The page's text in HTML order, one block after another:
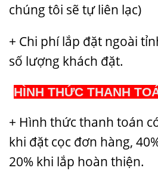
chúng tôi sẽ tự liên lạc)
+ Chi phí lắp đặt ngoài
số lượng khách đặt.
HÌNH THỨC THANH
+ Hình thức thanh toán
khi đặt cọc đơn hàng,
20% khi lắp hoàn thiện.